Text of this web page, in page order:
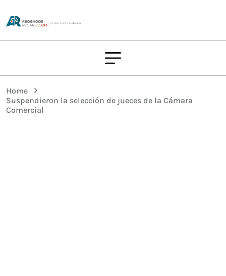
Home
Suspendieron la selección de jueces de la Cámara
Comercial